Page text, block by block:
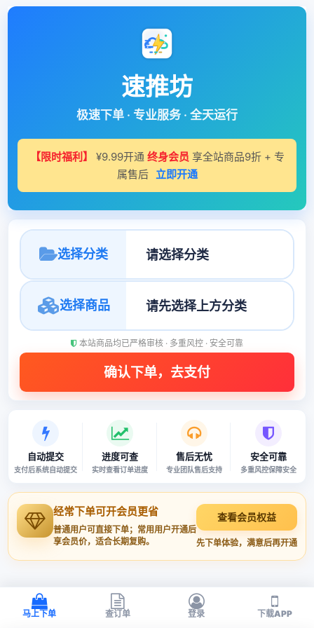
速推坊
极速下单 · 专业服务 · 全天运行
【限时福利】 ¥9.99开通 终身会员 享全站商品9折 + 专
属售后 立即开通
选择分类
选择商品
本站商品均已严格审核 · 多重风控 · 安全可靠
自动提交
支付后系统自动提交
进度可查
实时查看订单进度
售后无忧
专业团队售后支持
安全可靠
多重风控保障安全
经常下单可开会员更省
普通用户可直接下单；常用用户开通后
享会员价，适合长期复购。
查看会员权益
先下单体验，满意后再开通
马上下单 查订单 登录 下载APP